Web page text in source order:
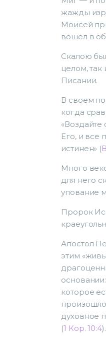
жажды
Моисей
вошел в
Скалою
целом,
Писании.
В своем
когда
Его, и все
истинен» (
Много
для него
упование
Пророк
Апостол
этим
которое
духовное
(1 Кор. 10:4).